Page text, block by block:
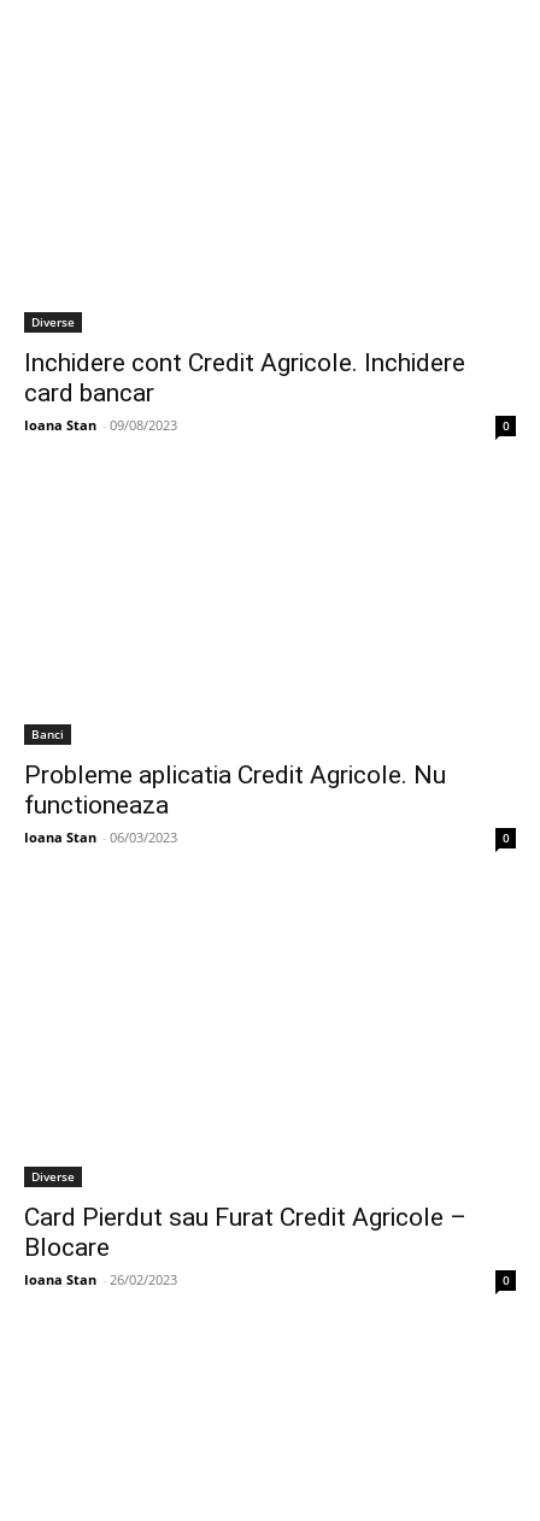
Diverse
Inchidere cont Credit Agricole. Inchidere
card bancar
Ioana Stan - 09/08/2023 0
Banci
Probleme aplicatia Credit Agricole. Nu
functioneaza
Ioana Stan - 06/03/2023 0
Diverse
Card Pierdut sau Furat Credit Agricole –
Blocare
Ioana Stan - 26/02/2023 0